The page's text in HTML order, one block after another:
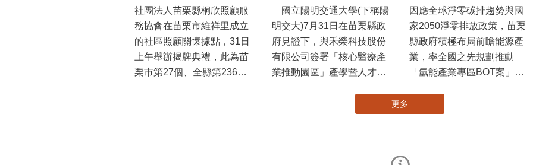
苗栗縣第236處關懷據點在苗栗市維祥里揭牌
115-07-31
社團法人苗栗縣桐欣照顧服
縣長見證「核心醫療產業推動園區」產學合作簽約儀式
115-07-31
國立陽明交通大學(下稱陽
苗栗首創氫能BOT 獲財政部「突破之翼」肯定
115-07-24
縣政府積極布局前瞻能源產
透過促進民間參與公共建設